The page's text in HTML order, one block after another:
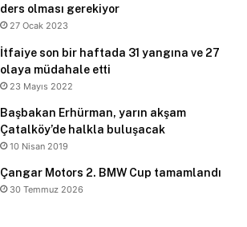
ders olması gerekiyor
27 Ocak 2023
İtfaiye son bir haftada 31 yangına ve 27
olaya müdahale etti
23 Mayıs 2022
Başbakan Erhürman, yarın akşam
Çatalköy’de halkla buluşacak
10 Nisan 2019
Çangar Motors 2. BMW Cup tamamlandı
30 Temmuz 2026